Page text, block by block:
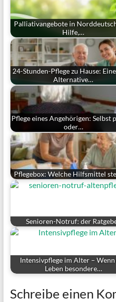
Palliativangebote in
Hilfe,…
24-Stunden-Pflege zu Hause:
Alternative…
Pflege eines Angehörigen: Selbst
oder…
Pflegebox: Welche Hilfsmittel
Senioren-Notruf: der
Intensivpflege im Alter – Wenn
Leben besondere…
Schreibe einen